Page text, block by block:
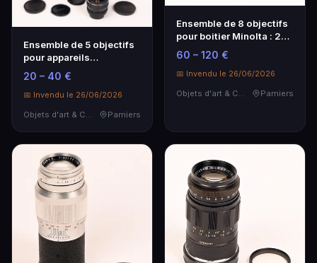
Ensemble de 5 objectifs
pour appareils
photographiques
24x36…
20 – 40 €
📅 Invendu le 26/06/2026
Objets d'art & Curiosités
Pamiers
Ensemble de 8 objectifs
pour boitier Minolta : 2
Zoom Minolt…
60 – 120 €
📅 Invendu le 26/06/2026
Objets d'art & Curiosités
Pamiers